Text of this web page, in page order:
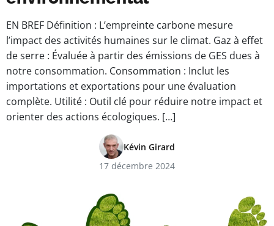
EN BREF Définition : L’empreinte carbone mesure
l’impact des activités humaines sur le climat. Gaz à effet
de serre : Évaluée à partir des émissions de GES dues à
notre consommation. Consommation : Inclut les
importations et exportations pour une évaluation
complète. Utilité : Outil clé pour réduire notre impact et
orienter des actions écologiques. […]
Kévin Girard
17 décembre 2024